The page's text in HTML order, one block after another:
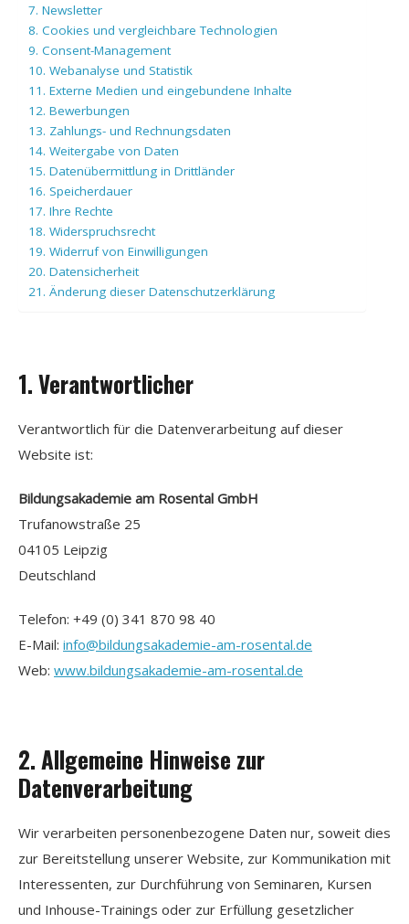
7. Newsletter
8. Cookies und vergleichbare Technologien
9. Consent-Management
10. Webanalyse und Statistik
11. Externe Medien und eingebundene Inhalte
12. Bewerbungen
13. Zahlungs- und Rechnungsdaten
14. Weitergabe von Daten
15. Datenübermittlung in Drittländer
16. Speicherdauer
17. Ihre Rechte
18. Widerspruchsrecht
19. Widerruf von Einwilligungen
20. Datensicherheit
21. Änderung dieser Datenschutzerklärung
1. Verantwortlicher
Verantwortlich für die Datenverarbeitung auf dieser
Website ist:
Bildungsakademie am Rosental GmbH
Trufanowstraße 25
04105 Leipzig
Deutschland
Telefon: +49 (0) 341 870 98 40
E-Mail: info@bildungsakademie-am-rosental.de
Web: www.bildungsakademie-am-rosental.de
2. Allgemeine Hinweise zur
Datenverarbeitung
Wir verarbeiten personenbezogene Daten nur, soweit dies
zur Bereitstellung unserer Website, zur Kommunikation mit
Interessenten, zur Durchführung von Seminaren, Kursen
und Inhouse-Trainings oder zur Erfüllung gesetzlicher